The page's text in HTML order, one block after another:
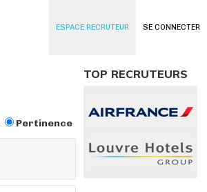
SE CONNECTER
ESPACE RECRUTEUR
Pertinence
TOP RECRUTEURS